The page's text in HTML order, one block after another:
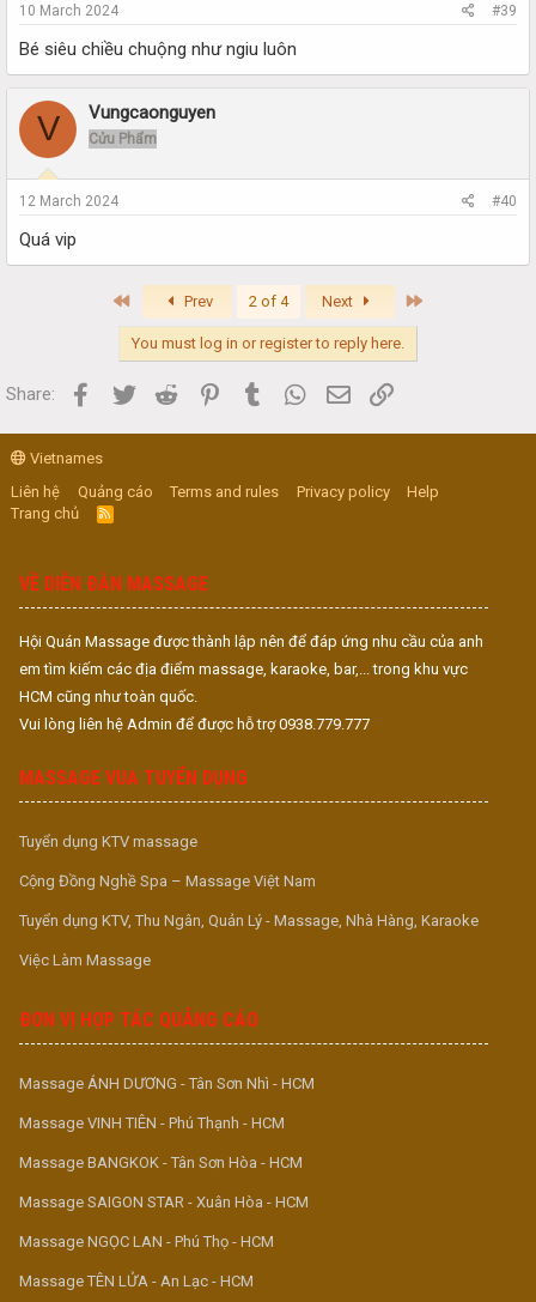
10 March 2024 #39
Bé siêu chiều chuộng như ngiu luôn
V Vungcaonguyen
Cửu Phẩm
12 March 2024 #40
Quá vip
First Prev 2 of 4 Next
You must log in or register to reply here.
Share: Facebook
Twitter Reddit PinterestTumblr WhatsApp
Email
Vietnames
Liên hệ
Quảng cáo Terms and rules Privacy policy
Help
Trang chủ
R
S
VỀ DIỄN ĐÀN MASSAGE
Hội Quán Massage được thành lập nên để đáp ứng nhu cầu của anh
em tìm kiếm các địa điểm massage, karaoke, bar,... trong khu vực
HCM cũng như toàn quốc.
Vui lòng liên hệ Admin để được hỗ trợ 0938.779.777
MASSAGE VUA TUYỂN DỤNG
Tuyển dụng KTV massage
Cộng Đồng Nghề Spa – Massage Việt Nam
Tuyển dụng KTV, Thu Ngân, Quản Lý - Massage, Nhà Hàng, Karaoke
Việc Làm Massage
ĐƠN VỊ HỢP TÁC QUẢNG CÁO
Massage ÁNH DƯƠNG - Tân Sơn Nhì - HCM
Massage VINH TIÊN - Phú Thạnh - HCM
Massage BANGKOK - Tân Sơn Hòa - HCM
Massage SAIGON STAR - Xuân Hòa - HCM
Massage NGỌC LAN - Phú Thọ - HCM
Massage TÊN LỬA - An Lạc - HCM